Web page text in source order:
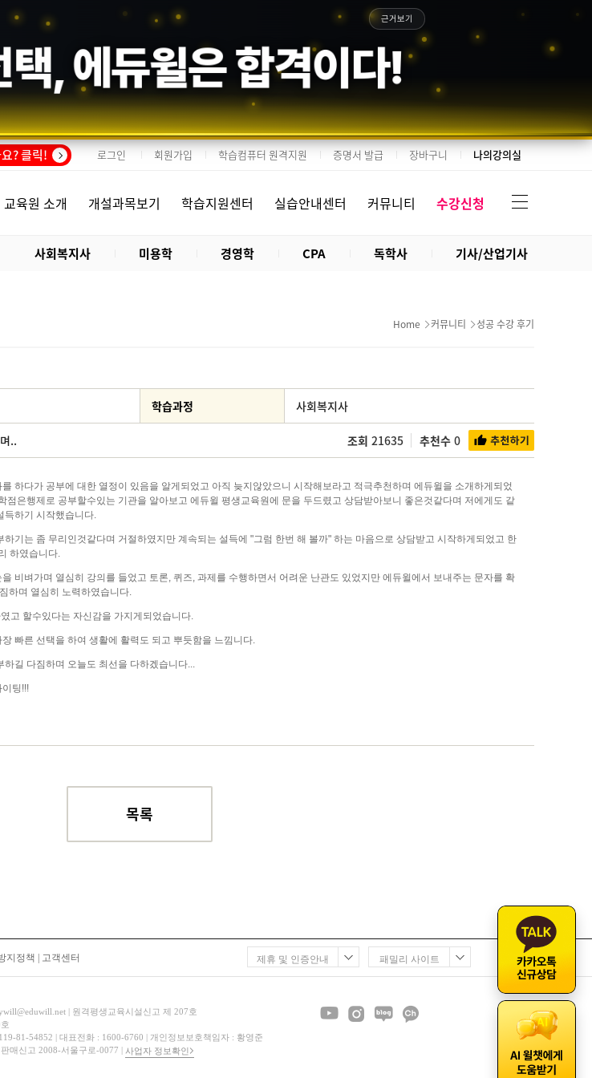
택,에듀윌은 합격이다!
근거보기
? 클릭! 로그인 회원가입 학습컴퓨터 원격지원 증명서 발급 장바구니 나의강의실
교육원 소개 개설과목보기 학습지원센터 실습안내센터 커뮤니티 수강신청
사회복지사 미용학 경영학 CPA 독학사 기사/산업기사
Home 커뮤니티 성공 수강 후기
학습과정 사회복지사
.. 조회 21635 추천수 0
목록
지정책 고객센터
| 원격평생교육시설신고 제 207호
81-54852 | 대표전화 : 1600-6760 | 개인정보보호책임자 : 황영준
매신고 2008-서울구로-0077 | 사업자 정보확인
패밀리 사이트
제휴 및 인증안내